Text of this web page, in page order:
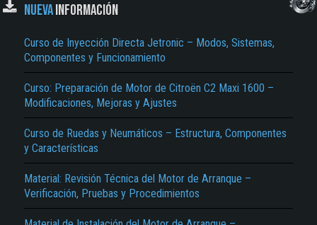
NUEVAINFORMACIÓN
Curso de Inyección Directa Jetronic – Modos, Sistemas,
Componentes y Funcionamiento
Curso: Preparación de Motor de Citroën C2 Maxi 1600 –
Modificaciones, Mejoras y Ajustes
Curso de Ruedas y Neumáticos – Estructura, Componentes
y Características
Material: Revisión Técnica del Motor de Arranque –
Verificación, Pruebas y Procedimientos